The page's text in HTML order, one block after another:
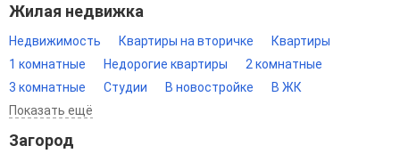
Жилая недвижка
Недвижимость Квартиры на вторичке
Квартиры
1 комнатные
Недорогие квартиры
2 комнатные
3 комнатные
Студии В новостройке
В ЖК
Показать ещё
Загород